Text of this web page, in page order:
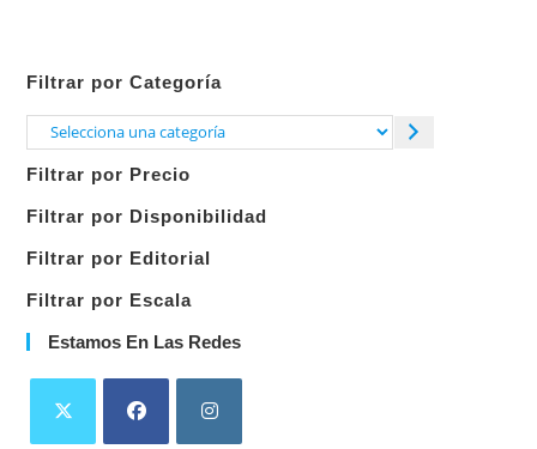
Filtrar por Categoría
Selecciona
categoría
Filtrar por Precio
Filtrar por Disponibilidad
Filtrar por Editorial
Filtrar por Escala
Estamos En Las Redes